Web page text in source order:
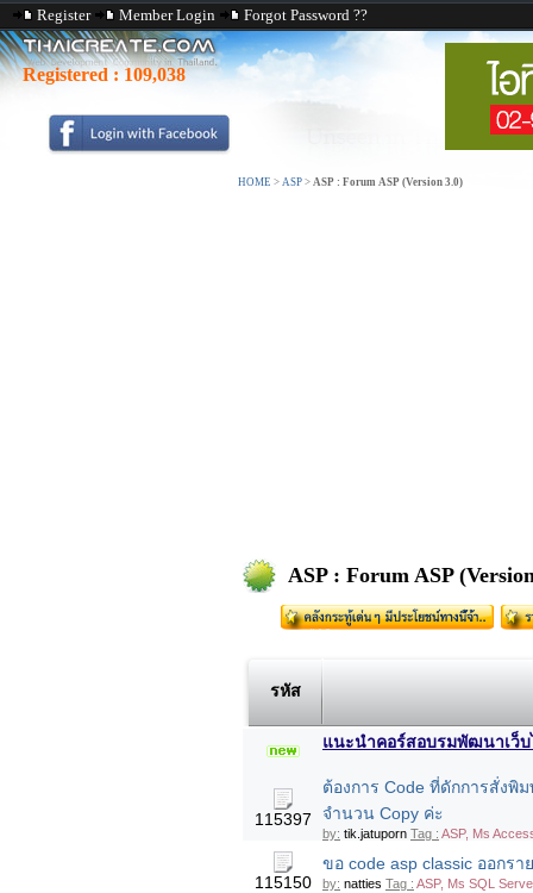
Register Member Login Forgot Password ??
Registered : 109,038
HOME > ASP > ASP : Forum ASP (Version 3.0)
ASP : Forum ASP
รหัส
แนะนำคอร์สอบรมพัฒนาเว็บ
115397
ต้องการ Code ที่ดักการสั่งพิ
จำนวน Copy ค่ะ
by: tik.jatuporn Tag : ASP, Ms
115150
ขอ code asp classic ออกร
by: natties Tag : ASP, Ms SQL